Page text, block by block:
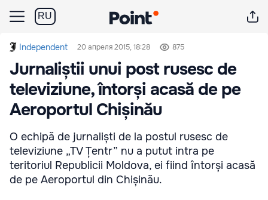
RU
Independent 20 апреля 2015, 18:28 875
Jurnaliștii unui post rusesc de
televiziune, întorși acasă de pe
Aeroportul Chișinău
O echipă de jurnaliști de la postul rusesc de
televiziune „TV Țentr” nu a putut intra pe
teritoriul Republicii Moldova, ei fiind întorși acasă
de pe Aeroportul din Chișinău.